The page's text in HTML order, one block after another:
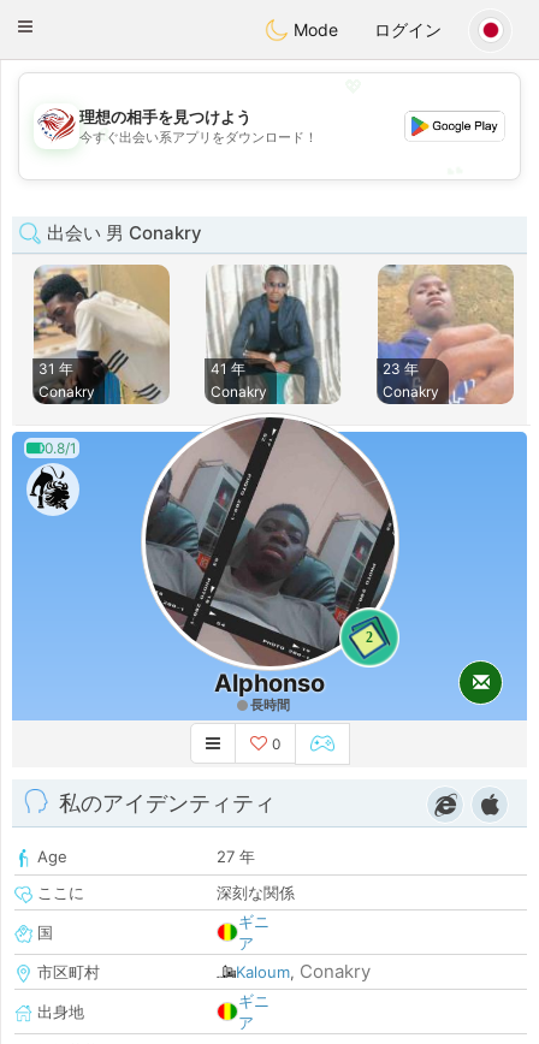
StatesDating
Toggle
Mode ログイン
💖
💕
理想の相手を見つけよう
今すぐ出会い系アプリをダウンロード！
出会い 男 Conakry
31 年
Conakry
41 年
Conakry
23 年
Conakry
0.8/1
2
Alphonso
長時間
0
私のアイデンティティ
Age
27 年
ここに
深刻な関係
国
ギニ
ア
市区町村
Kaloum, Conakry
出身地
ギニ
ア